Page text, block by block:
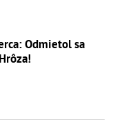
Odmietol sa